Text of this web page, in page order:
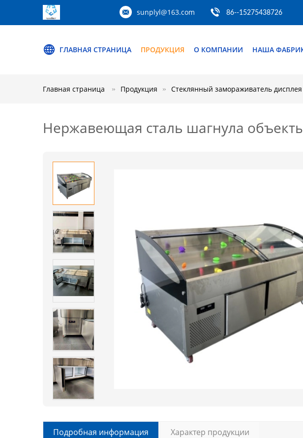
sunplyl@163.com 86--15275438726
ГЛАВНАЯ СТРАНИЦА ПРОДУКЦИЯ О КОМПАНИИ НАША
Главная страница Продукция Стеклянный замораживатель
Нержавеющая сталь шагнула
Подробная информация Характер продукции